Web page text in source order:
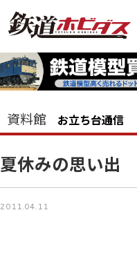
資料館 お立ち台通信
夏休みの思い出
2011.04.11